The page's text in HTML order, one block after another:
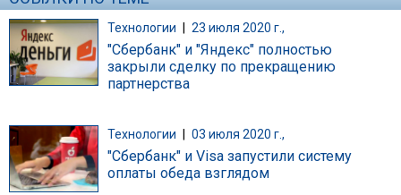
Технологии | 23 июля 2020 г.,
"Сбербанк" и "Яндекс" полностью
закрыли сделку по прекращению
партнерства
Технологии 03 июля 2020 г.,
"Сбербанк" и Visa запустили систему
оплаты обеда взглядом